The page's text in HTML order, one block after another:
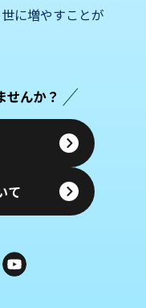
に増やすことが
て